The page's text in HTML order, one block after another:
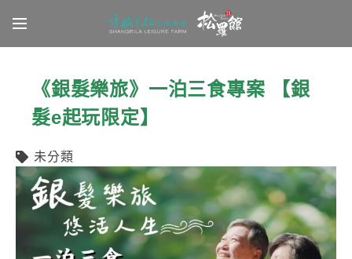
Latest News
《銀髮樂旅》一泊三食專案 【銀
髮e起玩限定】
未分類